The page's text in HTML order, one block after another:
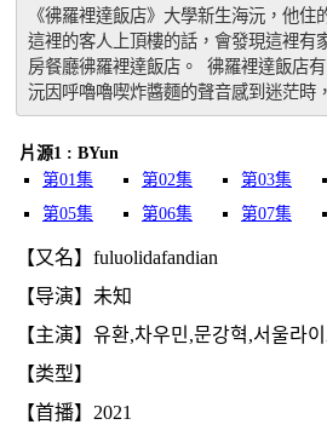
《彿羅裡達飯店》大學新生海沅，他住
這裡的客人上頂樓的話，會發現這裡有
房餐廳彿羅裡達飯店。 彿羅裡達飯店
沅因呼嚕嚕喫炸醬麵的聲音感到迷茫時
片源1 : BYun
第01集
第02集 第03集
第05集
第06集 第07集
【又名】fuluolidafandian
【导演】未知
【主演】유환,차우민,문강혁,서울라
【类型】
【首播】2021